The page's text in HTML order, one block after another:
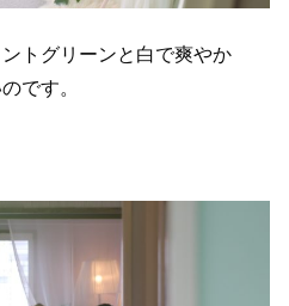
トグリーンと白で爽やか
です。